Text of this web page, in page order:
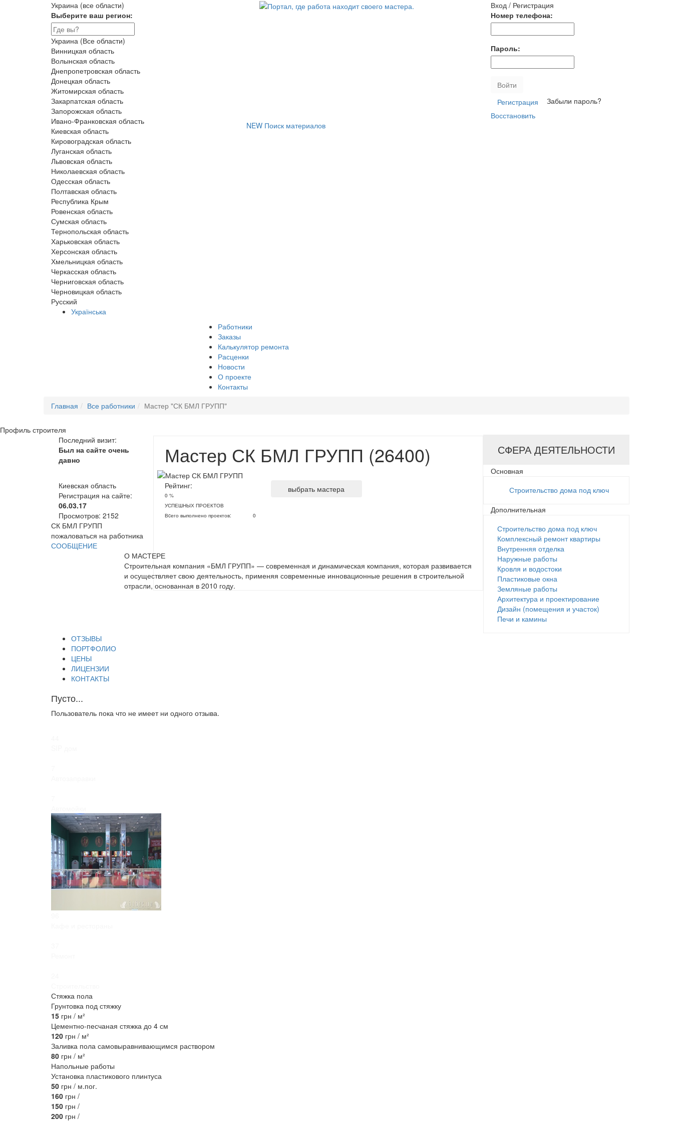
Украина (все области)
Выберите ваш регион:
Украина (Все области)
Винницкая область
Волынская область
Днепропетровская область
Донецкая область
Житомирская область
Закарпатская область
Запорожская область
Ивано-Франковская область
Киевская область
Кировоградская область
Луганская область
Львовская область
Николаевская область
Одесская область
Полтавская область
Республика Крым
Ровенская область
Сумская область
Тернопольская область
Харьковская область
Херсонская область
Хмельницкая область
Черкасская область
Черниговская область
Черновицкая область
Русский
Українська
Вход / Регистрация
Номер телефона:
Пароль:
Войти
Регистрация
Забыли пароль?
Восстановить
NEW Поиск материалов
Работники
Заказы
Калькулятор ремонта
Расценки
Новости
О проекте
Контакты
Главная
Все работники Мастер "СК БМЛ ГРУПП"
Профиль строителя
Последний визит:
Был на сайте очень
давно
Мастер СК БМЛ ГРУПП (26400)
Киевская область
Регистрация на сайте:
06.03.17
Просмотров: 2152
Рейтинг:
0 %
УСПЕШНЫХ ПРОЕКТОВ
Вcего выполнено проектов:
0
выбрать мастера
СК БМЛ ГРУПП
пожаловаться на работника
СООБЩЕНИЕ
О МАСТЕРЕ
Строительная компания «БМЛ ГРУПП» — современная и динамическая компания, которая развивается
и осуществляет свою деятельность, применяя современные инновационные решения в строительной
отрасли, основанная в 2010 году.
СФЕРА ДЕЯТЕЛЬНОСТИ
Основная
Строительство дома под ключ
Дополнительная
Строительство дома под ключ
Комплексный ремонт квартиры
Внутренняя отделка
Наружные работы
Кровля и водостоки
Пластиковые окна
Земляные работы
Архитектура и проектирование
Дизайн (помещения и участок)
Печи и камины
ОТЗЫВЫ
ПОРТФОЛИО
ЦЕНЫ
ЛИЦЕНЗИИ
КОНТАКТЫ
Пусто...
Пользователь пока что не имеет ни одного отзыва.
Стяжка пола
Грунтовка под стяжку
15 грн / м²
Цементно-песчаная стяжка до 4 см
120 грн / м²
Заливка пола самовыравнивающимся раствором
80 грн / м²
Напольные работы
Установка пластикового плинтуса
50 грн / м.пог.
160 грн /
150 грн /
200 грн /